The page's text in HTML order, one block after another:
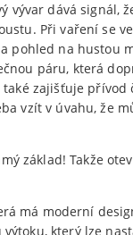
vývar dává signál,
Při vaření se
pohled na hustou
páru, která
zajišťuje přívod
vzít v úvahu, že
základ! Takže
má moderní
který lze